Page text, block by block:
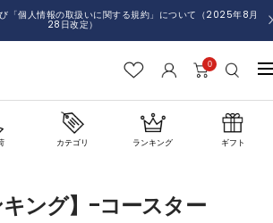
「個人情報の取扱いに関する規約」について（2025年8月
28日改定）
0
ナ
カテゴリ ランキング ギフト
キング】-コースター